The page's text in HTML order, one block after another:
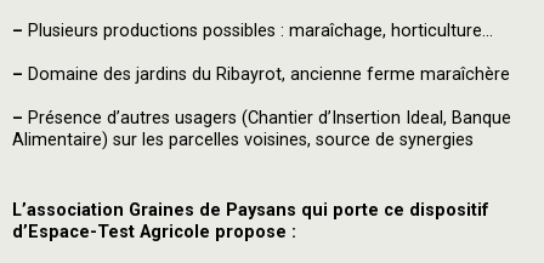
– Plusieurs productions possibles : maraîchage, horticulture…
– Domaine des jardins du Ribayrot, ancienne ferme maraîchère
– Présence d’autres usagers (Chantier d’Insertion Ideal, Banque
Alimentaire) sur les parcelles voisines, source de synergies
L’association Graines de Paysans qui porte ce dispositif
d’Espace-Test Agricole propose :